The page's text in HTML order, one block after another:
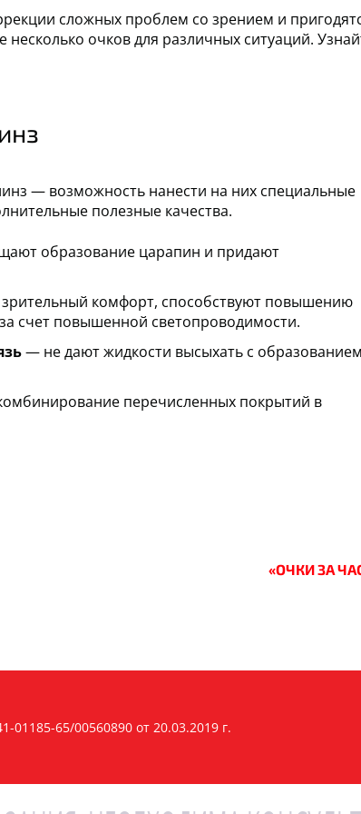
сложных проблем со зрением и
очков для различных ситуаций.
— возможность нанести на них специальные
полезные качества.
образование царапин и придают
комфорт, способствуют повышению
счет повышенной светопроводимости.
— не дают жидкости высыхать с образованием
перечисленных покрытий в
«ОЧКИ ЗА
65/00560890 от 20.03.2019 г.